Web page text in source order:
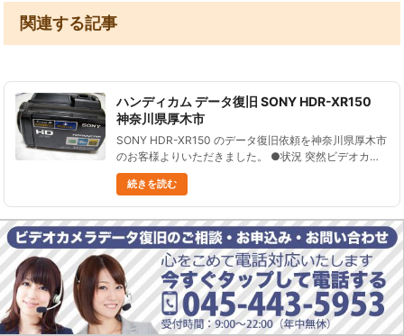
関連する記事
ハンディカム データ復旧 SONY HDR-XR150
神奈川県厚木市
SONY HDR-XR150 のデータ復旧依頼を神奈川県厚木市
のお客様よりいただきました。 ●状況 突然ビデオカメ
ラの画面上にフォーマットエラーと表示されるようにな
った。 保存してあったデータにアクセスできずに困っ
ている......
続きを読む
HDR-XR350V SONY ビデオカメラのデータ復
元 神奈川県横浜市
HDR-XR350V SONY ビデオカメラのデータ復元依頼を
神奈川県横浜市のお客様からいただきました。 HDR-
XR350V SONY ビデオカメラの操作中に、誤って全デ
ータを消してしまった。 その後は撮影せずにいる、......
続きを読む